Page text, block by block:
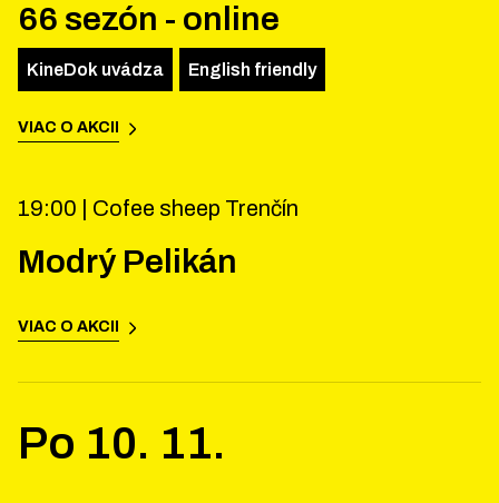
66 sezón - online
KineDok uvádza English friendly
VIAC O AKCII
19:00 | Cofee sheep Trenčín
Modrý Pelikán
VIAC O AKCII
Po 10. 11.